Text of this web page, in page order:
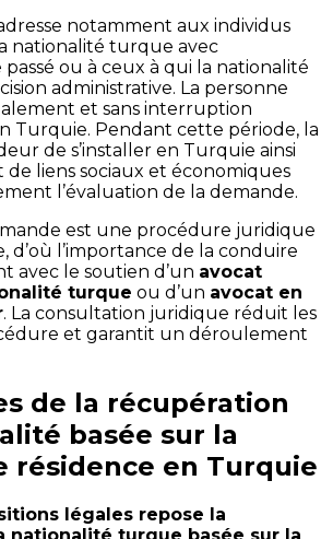
notamment aux individus
nationalité turque avec
ou à ceux à qui la nationalité
administrative. La personne
et sans interruption
Turquie. Pendant cette période, la
de s’installer en Turquie ainsi
de liens sociaux et économiques
l’évaluation de la demande.
est une procédure juridique
d’où l’importance de la conduire
avec le soutien d’un avocat
turque ou d’un avocat en
. La consultation juridique réduit les
et garantit un déroulement
de la récupération
basée sur la
résidence en Turquie
légales repose la